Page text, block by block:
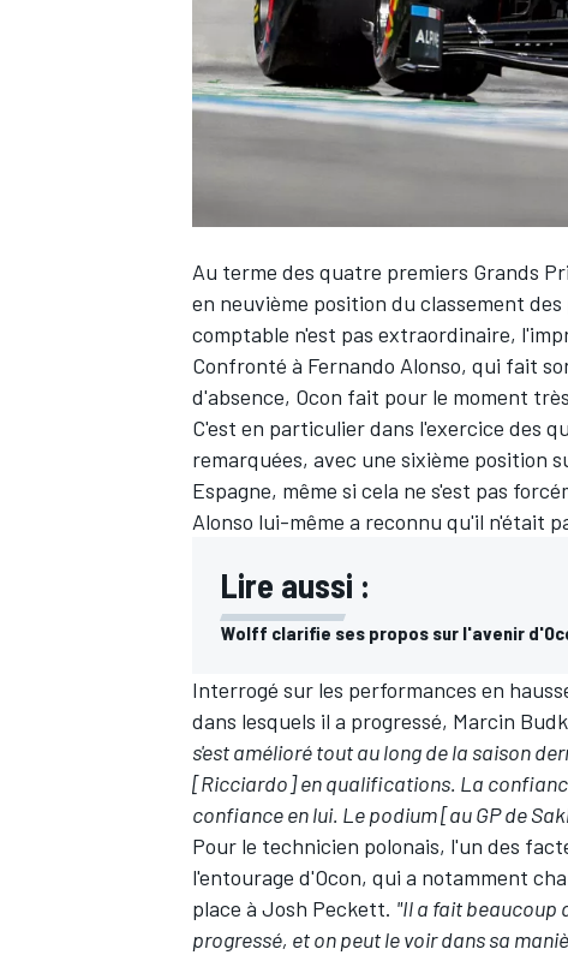
Au terme des quatre premiers Grands
en neuvième position du classement
comptable n'est pas extraordinaire,
Confronté à Fernando Alonso, qui fait
d'absence, Ocon fait pour le moment
C'est en particulier dans l'exercice des
remarquées, avec une sixième position
Espagne, même si cela ne s'est pas
Alonso lui-même a reconnu qu'il n'était
Lire aussi :
Wolff clarifie ses propos sur l'avenir
Interrogé sur les performances en
dans lesquels il a progressé, Marcin
s'est amélioré tout au long de la saison
[Ricciardo] en qualifications. La
confiance en lui. Le podium [au GP de
Pour le technicien polonais, l'un des
l'entourage d'Ocon, qui a notamment
place à Josh Peckett. "Il a fait beaucoup
progressé, et on peut le voir dans sa